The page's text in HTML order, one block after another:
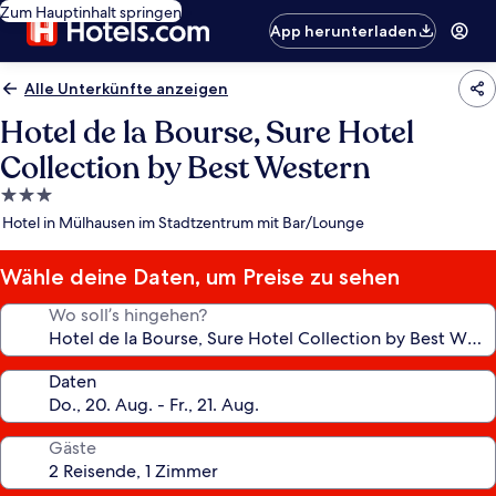
Zum Hauptinhalt springen
App herunterladen
Alle Unterkünfte anzeigen
Hotel de la Bourse, Sure Hotel
Collection by Best Western
3.0-
Sterne-
Hotel in Mülhausen im Stadtzentrum mit Bar/Lounge
Wähle deine Daten, um Preise zu sehen
Wo soll’s hingehen?
Daten
Gäste